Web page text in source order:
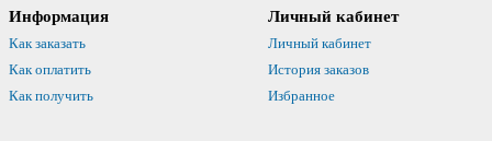
Информация
Как заказать
Как оплатить
Как получить
Личный кабинет
Личный кабинет
История заказов
Избранное